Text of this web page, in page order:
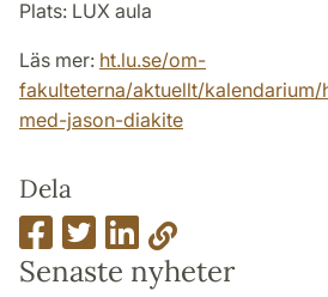
Plats: LUX aula
Läs mer: ht.lu.se/om-
fakulteterna/aktuellt/
med-jason-diakite
Dela
Senaste nyheter